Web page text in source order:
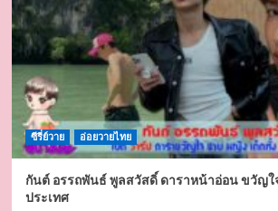
ซีรี่ย์วาย อ่อยวายไทย
กันต์ อรรถพันธ์ พูลสวัสดิ์ ดาราหน้าอ่อน ขวัญใ
ประเทศ